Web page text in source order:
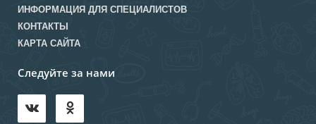
ИНФОРМАЦИЯ ДЛЯ СПЕЦИАЛИСТОВ
КОНТАКТЫ
КАРТА САЙТА
Следуйте за нами